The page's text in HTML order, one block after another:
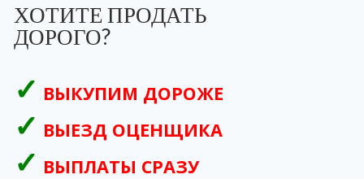
ХОТИТЕ ПРОДАТЬ
ДОРОГО?
ВЫКУПИМ ДОРОЖЕ
ВЫЕЗД ОЦЕНЩИКА
ВЫПЛАТЫ СРАЗУ